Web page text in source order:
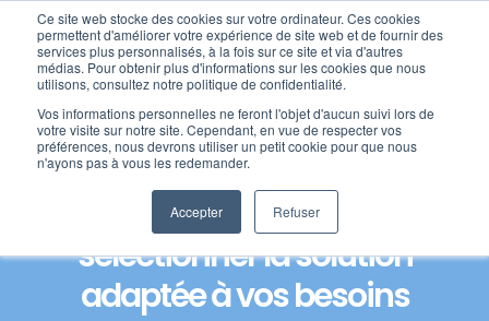
Ce site web stocke des cookies sur votre ordinateur. Ces cookies
permettent d'améliorer votre expérience de site web et de fournir des
services plus personnalisés, à la fois sur ce site et via d'autres
médias. Pour obtenir plus d'informations sur les cookies que nous
utilisons, consultez notre politique de confidentialité.
Vos informations personnelles ne feront l'objet d'aucun suivi lors de
votre visite sur notre site. Cependant, en vue de respecter vos
préférences, nous devrons utiliser un petit cookie pour que nous
n'ayons pas à vous les redemander.
Accepter Refuser
Passer
contenu
Nos offres
Formation
Nos clients
Home»Cabinet de conseil RH & SIRH – Expert SIRH, Paie & GTA»Aide
au choix SIRH : sélectionner la solution adaptée à vos besoins
Aide au choix SIRH :
sélectionner la solution
adaptée à vos besoins